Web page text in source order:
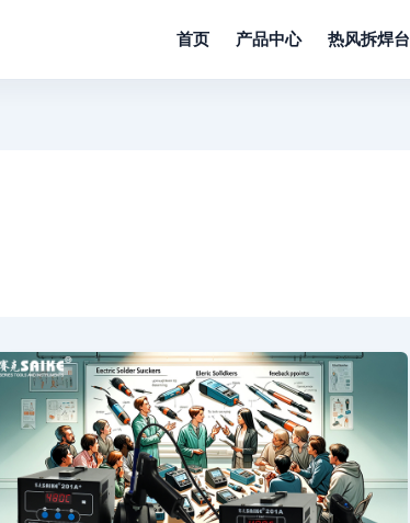
首页 产品中心 热风拆焊台